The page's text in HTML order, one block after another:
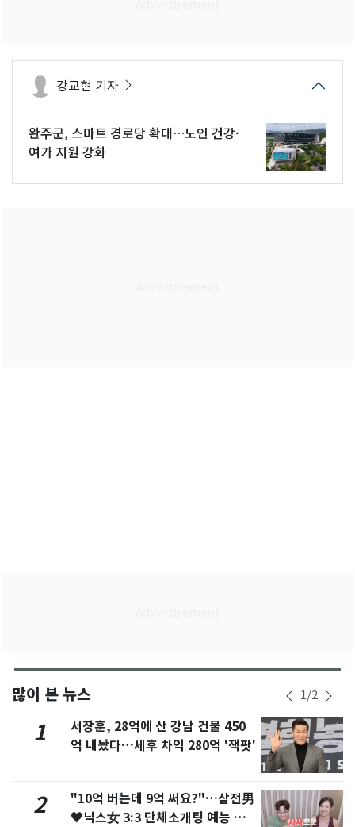
강교현 기자
완주군, 스마트 경로당 확대…노인 건강·
여가 지원 강화
많이 본 뉴스 1/2
1
서장훈, 28억에 산 강남 건물 450
억 내놨다…세후 차익 280억 '잭팟'
2
"10억 버는데 9억 써요?"…삼전男
♥닉스女 3:3 단체소개팅 예능 화